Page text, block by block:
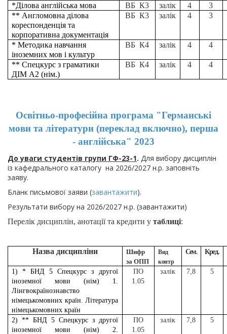
*Ділова англійська мова ВБ К3 залік 4
3
** Англомовна ділова
кореспонденція та
корпоративна документація
ВБ К3 залік 4 3
* Методика навчання
іноземних мов і культур
ВБ К4 залік 4 4
** Спецкурс з граматики
ДІМ А2 (нім.)
ВБ К4 залік 4 4
Освітньо-професійна програма "Германські
мови та літератури (переклад включно), перша
- англійська" 2023
До уваги студентів групи ГФ-23-1. Для вибору дисциплін
із кафедрального каталогу на 2026/2027 н.р. заповніть
заяву.
Бланк письмової заяви (завантажити).
Результати вибору на 2026/2027 н.р. (завантажити)
Перелік дисциплін, анотації та кредити у таблиці:
Назва дисципліни
Шифр
за ОПП
Вид
контр
Сем. Кред.
1) * БНД 5 Спецкурс з другої
іноземної мови (нім) 1.
Лінгвокраїнознавство
німецькомовних країн. Література
німецькомовних країн
ПО
1.05
залік 7,8 5
2) ** БНД 5 Спецкурс з другої
іноземної мови (нім) 2.
ПО
1.05
залік 7,8 5